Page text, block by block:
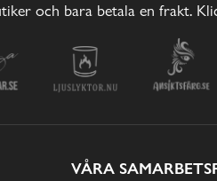
och bara betala en frakt.
VÅRA